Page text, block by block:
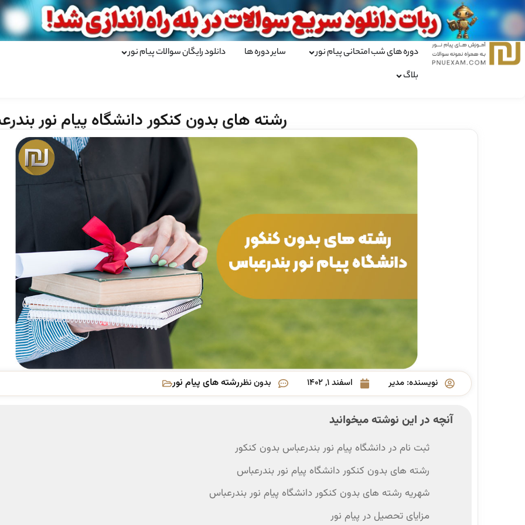
دوره های شب امتحانی پیام نور سایر دوره ها
دانلود رایگان سوالات پیام نور
بلاگ
رشته های بدون کنکور دانشگاه پیام نور
نویسنده: مدیر اسفند ۱, ۱۴۰۲ بدون نظررشته های پیام نور
آنچه در این نوشته میخوانید
ثبت نام در دانشگاه پیام نور بندرعباس بدون کنکور
رشته های بدون کنکور دانشگاه پیام نور بندرعباس
شهریه رشته های بدون کنکور دانشگاه پیام نور بندرعباس
مزایای تحصیل در پیام نور